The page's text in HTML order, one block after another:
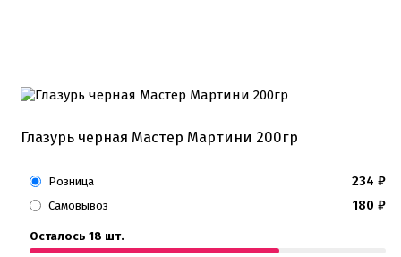
Глазурь черная Мастер Мартини 200гр
Розница 234 ₽
Самовывоз 180 ₽
Осталось 18 шт.